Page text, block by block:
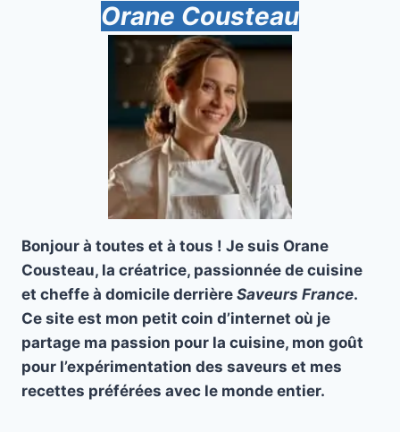
Orane Cousteau
Bonjour à toutes et à tous ! Je suis Orane
Cousteau, la créatrice, passionnée de cuisine
et cheffe à domicile derrière Saveurs France.
Ce site est mon petit coin d’internet où je
partage ma passion pour la cuisine, mon goût
pour l’expérimentation des saveurs et mes
recettes préférées avec le monde entier.